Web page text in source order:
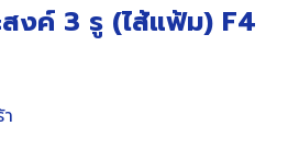
งค์ 3 รู (ไส้แฟ้ม) F4